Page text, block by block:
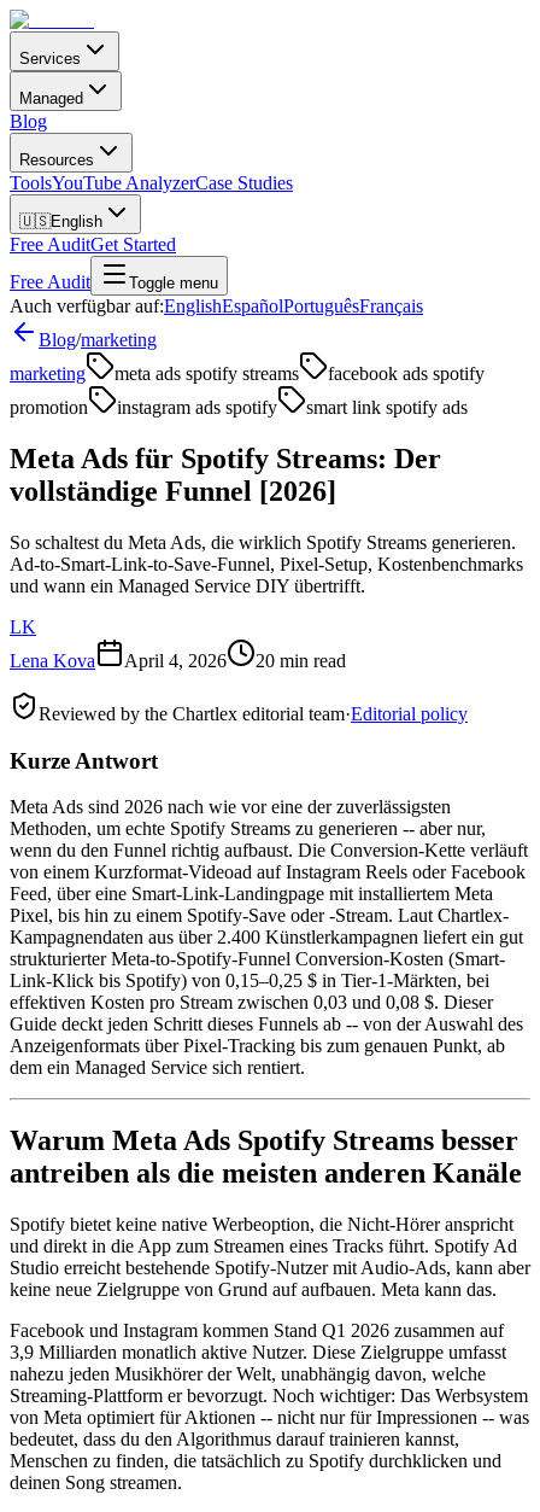
Services
Managed
Blog
Resources
ToolsYouTube AnalyzerCase Studies
🇺🇸English
Free AuditGet Started
Free Audit
Toggle menu
Auch verfügbar auf:EnglishEspañolPortuguêsFrançais
Blog/marketing
marketing
meta ads spotify streams
facebook ads spotify
promotion
instagram ads spotify smart link spotify ads
Meta Ads für Spotify Streams: Der
vollständige Funnel [2026]
So schaltest du Meta Ads, die wirklich Spotify Streams generieren.
Ad-to-Smart-Link-to-Save-Funnel, Pixel-Setup, Kostenbenchmarks
und wann ein Managed Service DIY übertrifft.
LK
Lena Kova
April 4, 2026 20 min read
Reviewed by the Chartlex editorial team·Editorial policy
Kurze Antwort
Meta Ads sind 2026 nach wie vor eine der zuverlässigsten
Methoden, um echte Spotify Streams zu generieren -- aber nur,
wenn du den Funnel richtig aufbaust. Die Conversion-Kette verläuft
von einem Kurzformat-Videoad auf Instagram Reels oder Facebook
Feed, über eine Smart-Link-Landingpage mit installiertem Meta
Pixel, bis hin zu einem Spotify-Save oder -Stream. Laut Chartlex-
Kampagnendaten aus über 2.400 Künstlerkampagnen liefert ein gut
strukturierter Meta-to-Spotify-Funnel Conversion-Kosten (Smart-
Link-Klick bis Spotify) von 0,15–0,25 $ in Tier-1-Märkten, bei
effektiven Kosten pro Stream zwischen 0,03 und 0,08 $. Dieser
Guide deckt jeden Schritt dieses Funnels ab -- von der Auswahl des
Anzeigenformats über Pixel-Tracking bis zum genauen Punkt, ab
dem ein Managed Service sich rentiert.
Warum Meta Ads Spotify Streams besser
antreiben als die meisten anderen Kanäle
Spotify bietet keine native Werbeoption, die Nicht-Hörer anspricht
und direkt in die App zum Streamen eines Tracks führt. Spotify Ad
Studio erreicht bestehende Spotify-Nutzer mit Audio-Ads, kann aber
keine neue Zielgruppe von Grund auf aufbauen. Meta kann das.
Facebook und Instagram kommen Stand Q1 2026 zusammen auf
3,9 Milliarden monatlich aktive Nutzer. Diese Zielgruppe umfasst
nahezu jeden Musikhörer der Welt, unabhängig davon, welche
Streaming-Plattform er bevorzugt. Noch wichtiger: Das Werbsystem
von Meta optimiert für Aktionen -- nicht nur für Impressionen -- was
bedeutet, dass du den Algorithmus darauf trainieren kannst,
Menschen zu finden, die tatsächlich zu Spotify durchklicken und
deinen Song streamen.